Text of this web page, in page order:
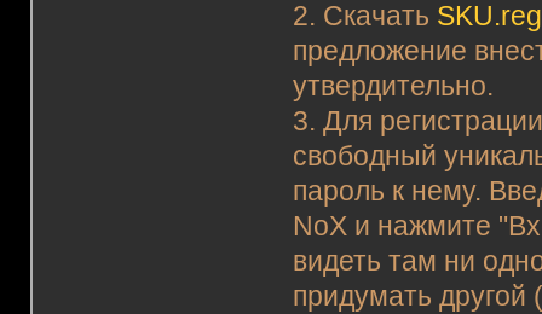
2. Скачать SKU.reg
предложение
утвердительно.
3. Для
свободный
пароль к нему.
NoX и нажмите
видеть там ни
придумать другой